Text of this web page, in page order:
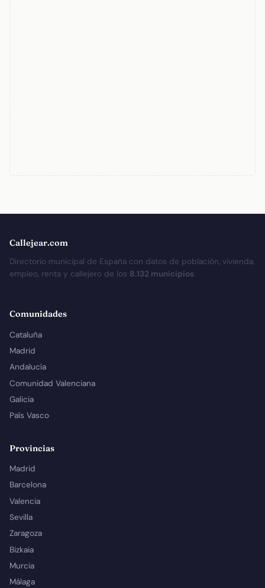
Callejear.com
Directorio municipal de España con datos de población, vivienda,
empleo, renta y callejero de los 8.132 municipios.
Comunidades
Cataluña
Madrid
Andalucía
Comunidad Valenciana
Galicia
País Vasco
Provincias
Madrid
Barcelona
Valencia
Sevilla
Zaragoza
Bizkaia
Murcia
Málaga